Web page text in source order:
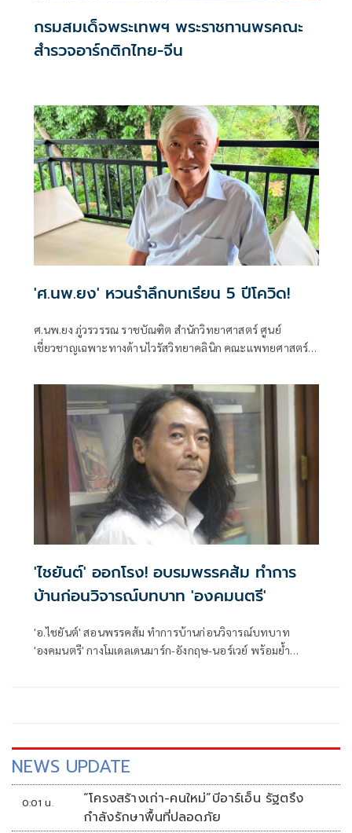
กรมสมเด็จพระเทพฯ พระราชทานพรคณะ
สำรวจอาร์กติกไทย-จีน
'ศ.นพ.ยง' หวนรำลึกบทเรียน 5 ปีโควิด!
ศ.นพ.ยง ภู่วรวรรณ ราชบัณฑิต สำนักวิทยาศาสตร์ ศูนย์
เชี่ยวชาญเฉพาะทางด้านไวรัสวิทยาคลินิก คณะแพทยศาสตร์
'ไชยันต์' ออกโรง! อบรมพรรคส้ม ทำการ
บ้านก่อนวิจารณ์บทบาท 'องคมนตรี'
'อ.ไชยันต์' สอนพรรคส้ม ทำการบ้านก่อนวิจารณ์บทบาท
'องคมนตรี' กางโมเดลเดนมาร์ก-อังกฤษ-นอร์เวย์ พร้อมย้ำ
NEWS UPDATE
0:01 น.
“โครงสร้างเก่า-คนใหม่”บีอาร์เอ็น รัฐตรึง
กำลังรักษาพื้นที่ปลอดภัย